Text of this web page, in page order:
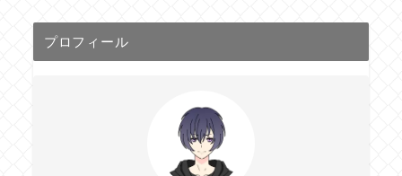
プロフィール